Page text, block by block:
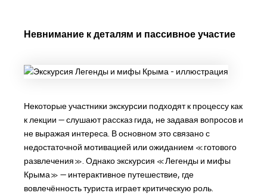
Невнимание к деталям и пассивное участие
Некоторые участники экскурсии подходят к процессу как
к лекции — слушают рассказ гида, не задавая вопросов и
не выражая интереса. В основном это связано с
недостаточной мотивацией или ожиданием «готового
развлечения». Однако экскурсия «Легенды и мифы
Крыма» — интерактивное путешествие, где
вовлечённость туриста играет критическую роль.